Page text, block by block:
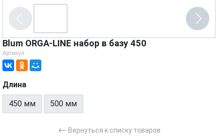
Blum ORGA-LINE набор в базу 450
Артикул
Длина
450 мм 500 мм
← Вернуться к списку товаров